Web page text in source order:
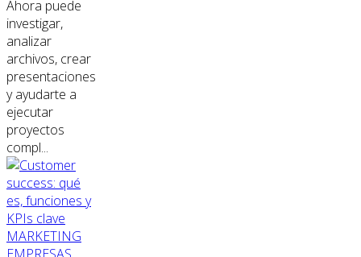
Ahora puede
investigar,
analizar
archivos, crear
presentaciones
y ayudarte a
ejecutar
proyectos
compl...
MARKETING